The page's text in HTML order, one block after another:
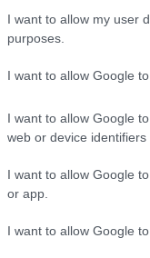
I want to allow my user
purposes.
I want to allow Google
I want to allow Google
web or device identifiers
I want to allow Google
or app.
I want to allow Google